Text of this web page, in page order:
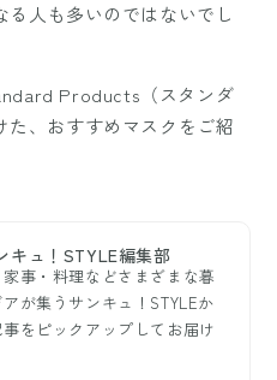
人も多いのではないでし
Products（スタンダ
た、おすすめマスクをご紹
キュ！STYLE編集部
事・料理などさまざまな暮
が集うサンキュ！STYLEか
をピックアップしてお届け